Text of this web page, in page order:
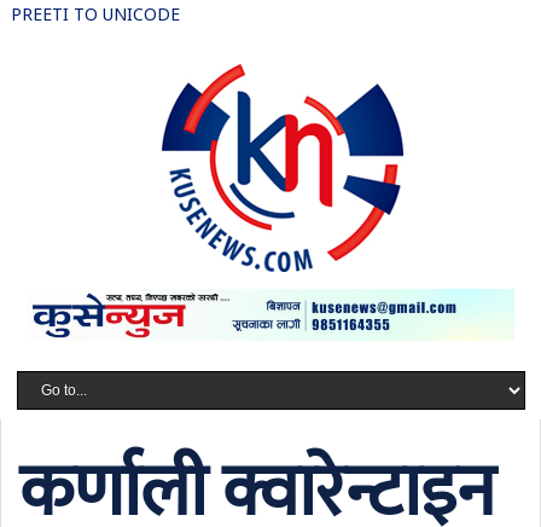
PREETI TO UNICODE
कर्णाली क्वारेन्टाइन